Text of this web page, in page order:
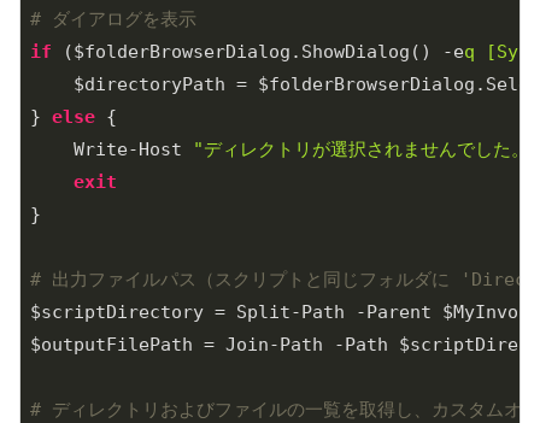
# ダイアログを表示
if ($folderBrowserDialog.ShowDialog() -eq
$directoryPath =
} else {
    Write-Host
"ディレクトリが選択されませんでした。"
exit
}
# 出力ファイルパス（スクリプトと同じフォルダに
$scriptDirectory = Split-Path -Parent
$outputFilePath = Join-Path -Path
# ディレクトリおよびファイルの一覧を取得し、カスタムオ